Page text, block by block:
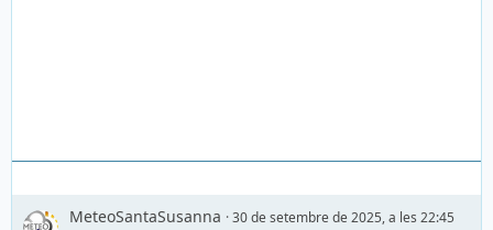
MeteoSantaSusanna 30 de setembre de 2025, a les 22:45